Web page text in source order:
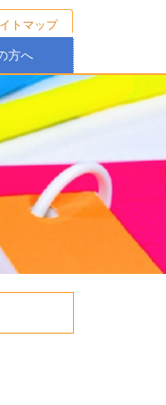
トマップ
方へ
NEWS
クール
部相談会
項